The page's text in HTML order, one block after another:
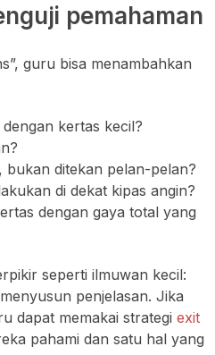
pemahaman
guru bisa menambahkan
kertas kecil?
ditekan pelan-pelan?
di dekat kipas angin?
dengan gaya total yang
seperti ilmuwan kecil:
penjelasan. Jika
dapat memakai strategi exit
pahami dan satu hal yang